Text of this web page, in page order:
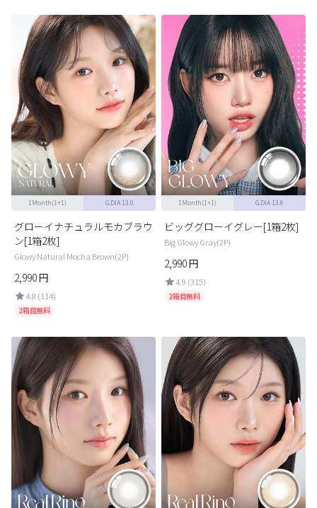
1Month(1+1) G.DIA 13.0
グローイナチュラルモカブラウ
ン[1箱2枚]
Glowy Natural Mocha Brown(2P)
2,990円
4.8 (114)
2箱目無料
1Month(1+1) G.DIA 13.6
ビッググローイグレー[1箱2枚]
Big Glowy Gray(2P)
2,990円
4.9 (315)
2箱目無料